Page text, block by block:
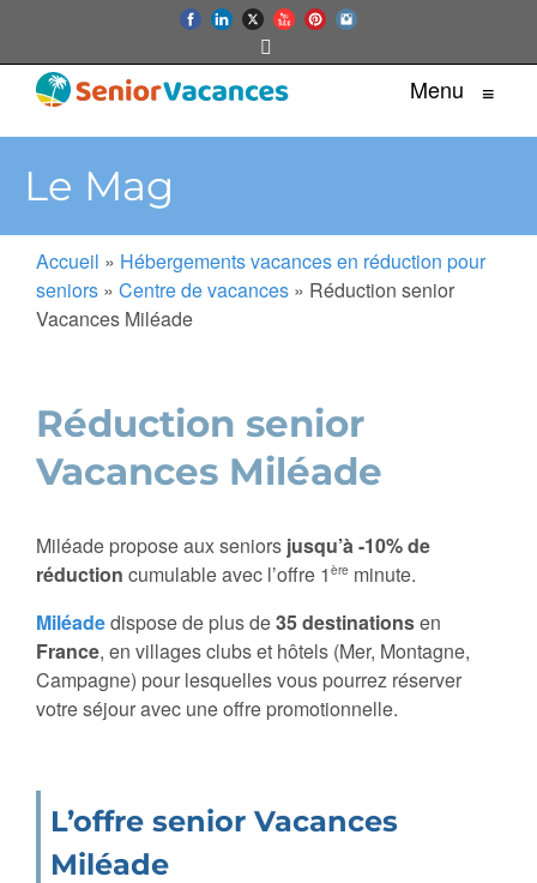
Menu ≡
Le Mag
Accueil » Hébergements vacances en réduction pour
seniors » Centre de vacances » Réduction senior
Vacances Miléade
Réduction senior
Vacances Miléade
Miléade propose aux seniors jusqu’à -10% de
réduction cumulable avec l’offre 1 ère minute.
Miléadedispose de plus de35 destinationsen
France, en villages clubs et hôtels (Mer, Montagne,
Campagne) pour lesquelles vous pourrez réserver
votre séjour avec une offre promotionnelle.
L’offre senior Vacances
Miléade